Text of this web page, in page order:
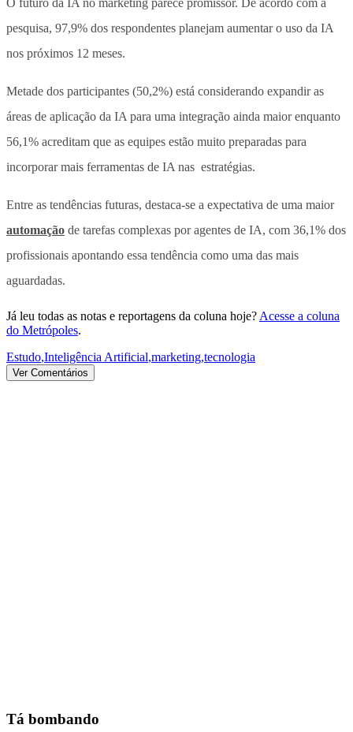
pesquisa, 97,9% dos respondentes planejam aumentar o uso da IA
nos próximos 12 meses.
Metade dos participantes (50,2%) está considerando expandir as
áreas de aplicação da IA para uma integração ainda maior enquanto
56,1% acreditam que as equipes estão muito preparadas para
incorporar mais ferramentas de IA nas estratégias.
Entre as tendências futuras, destaca-se a expectativa de uma maior
automação de tarefas complexas por agentes de IA, com 36,1% dos
profissionais apontando essa tendência como uma das mais
aguardadas.
Já leu todas as notas e reportagens da coluna hoje? Acesse a coluna
do Metrópoles.
Estudo,Inteligência Artificial,marketing,tecnologia
Ver Comentários
Tá bombando